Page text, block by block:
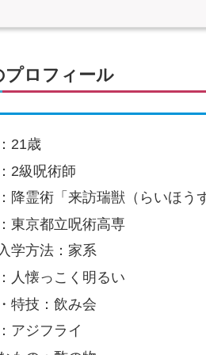
プロフィール
21歳
2級呪術師
降霊術「来訪瑞獣（らいほう
東京都立呪術高専
学方法：家系
人懐っこく明るい
特技：飲み会
アジフライ